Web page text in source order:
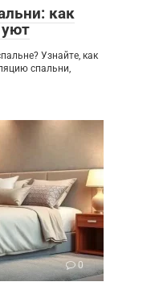
как
уют
Узнайте, как
спальни,
0